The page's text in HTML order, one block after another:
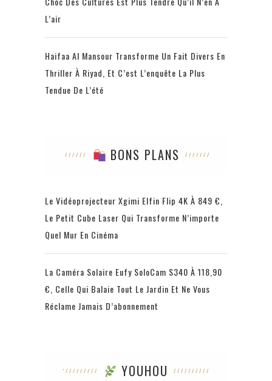
L’air
Haifaa Al Mansour Transforme Un Fait Divers En
Thriller À Riyad, Et C’est L’enquête La Plus
Tendue De L’été
BONS PLANS
Le Vidéoprojecteur Xgimi Elfin Flip 4K À 849 €,
Le Petit Cube Laser Qui Transforme N’importe
Quel Mur En Cinéma
La Caméra Solaire Eufy SoloCam S340 À 118,90
€, Celle Qui Balaie Tout Le Jardin Et Ne Vous
Réclame Jamais D’abonnement
YOUHOU